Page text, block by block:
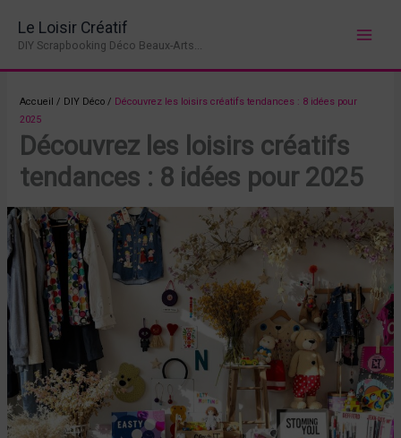
contenu
Le Loisir Créatif
DIY Scrapbooking Déco Beaux-Arts...
Accueil / DIY Déco / Découvrez les loisirs créatifs tendances : 8 idées pour
2025
Découvrez les loisirs créatifs
tendances : 8 idées pour 2025